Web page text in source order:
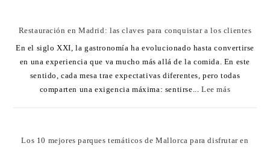
Restauración en Madrid: las claves para conquistar a los clientes
En el siglo XXI, la gastronomía ha evolucionado hasta convertirse
en una experiencia que va mucho más allá de la comida. En este
sentido, cada mesa trae expectativas diferentes, pero todas
comparten una exigencia máxima: sentirse...Lee más
Los 10 mejores parques temáticos de Mallorca para disfrutar en